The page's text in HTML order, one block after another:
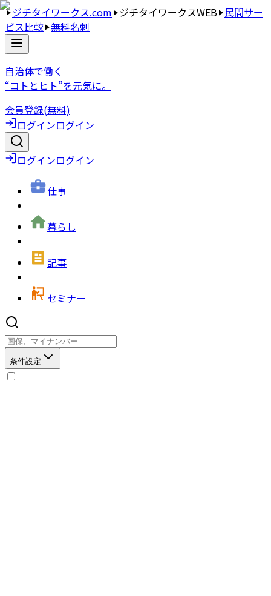
ジチタイワークス.com ジチタイワークスWEB 民間サー
ビス比較 無料名刺
自治体で働く
“コトとヒト”を元気に。
会員登録(無料)
ログインログイン
ログインログイン
仕事
暮らし
記事
セミナー
条件設定